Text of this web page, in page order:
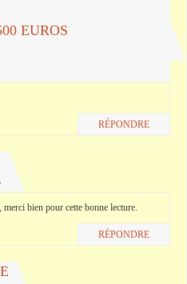
EUROS
RÉPONDRE
bien pour cette bonne lecture.
RÉPONDRE